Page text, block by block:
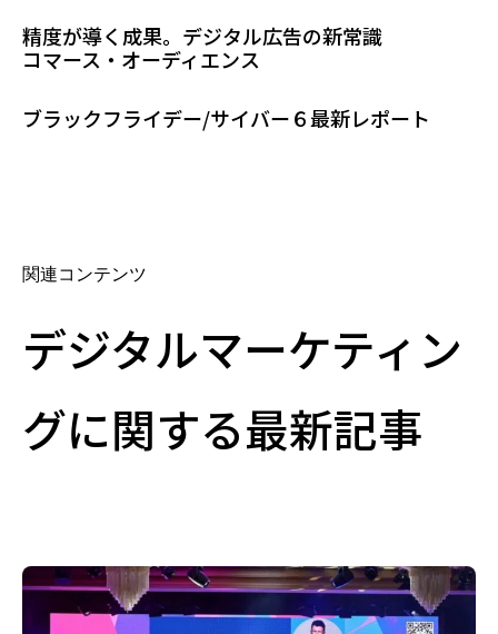
精度が導く成果。デジタル広告の新常識
コマース・オーディエンス
ブラックフライデー/サイバー６最新レポート
関連コンテンツ
デジタルマーケティン
グに関する最新記事